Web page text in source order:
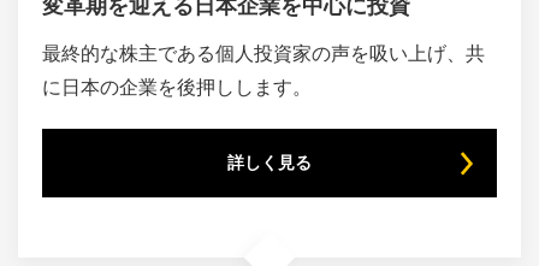
変革期を迎える 日本企業を中心に投資
最終的な株主である個人投資家の声を吸い上げ、共
に日本の企業を後押しします。
詳しく見る